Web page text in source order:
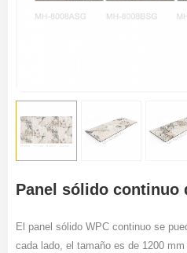
Panel sólido continuo
El panel sólido WPC continuo se
cada lado, el tamaño es de 1200